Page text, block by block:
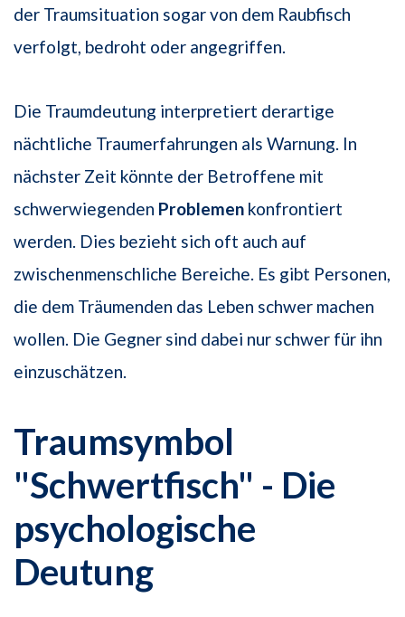
der Traumsituation sogar von dem Raubfisch
verfolgt, bedroht oder angegriffen.
Die Traumdeutung interpretiert derartige
nächtliche Traumerfahrungen als Warnung. In
nächster Zeit könnte der Betroffene mit
schwerwiegenden Problemen konfrontiert
werden. Dies bezieht sich oft auch auf
zwischenmenschliche Bereiche. Es gibt Personen,
die dem Träumenden das Leben schwer machen
wollen. Die Gegner sind dabei nur schwer für ihn
einzuschätzen.
Traumsymbol
"Schwertfisch" - Die
psychologische
Deutung